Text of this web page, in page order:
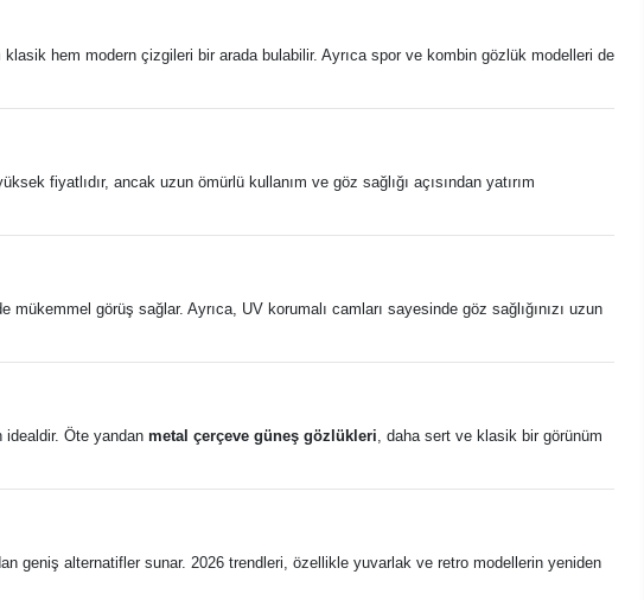
klasik hem modern çizgileri bir arada bulabilir. Ayrıca spor ve kombin gözlük modelleri de
fiyatlıdır, ancak uzun ömürlü kullanım ve göz sağlığı açısından yatırım
görüş sağlar. Ayrıca, UV korumalı camları sayesinde göz sağlığınızı uzun
idealdir. Öte yandan metal çerçeve güneş gözlükleri, daha sert ve klasik bir görünüm
geniş alternatifler sunar. 2026 trendleri, özellikle yuvarlak ve retro modellerin yeniden